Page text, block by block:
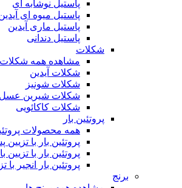
پاستیل نوشابه ای
پاستیل میوه ای
پاستیل ماری آیدین
پاستیل دندانی
شکلات
مشاهده همه شکلات
شکلات آیدین
شکلات شونیز
شکلات شیرین عسل
شکلات کاکائویی
پروتئین بار
همه محصولات
پروتئین بار با تزیین
پروتئین بار با تزیین
پروتئین بار انجیر با
برنج